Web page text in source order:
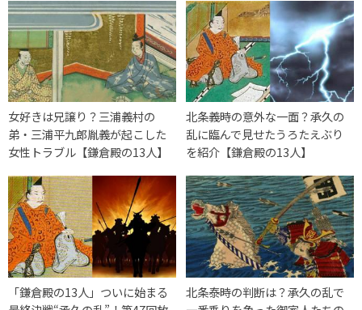
女好きは兄譲り？三浦義村の
弟・三浦平九郎胤義が起こした
女性トラブル【鎌倉殿の13人】
北条義時の意外な一面？承久の
乱に臨んで見せたうろたえぶり
を紹介【鎌倉殿の13人】
「鎌倉殿の13人」ついに始まる
北条泰時の判断は？承久の乱で